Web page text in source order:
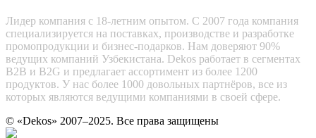
Лидер компания с 18-летним опытом. С 2007 года компания
специализируется на поставках, производстве и разработке
промопродукции и бизнес-подарков. Нам доверяют 90%
ведущих компаний Узбекистана. Dekos работает в сегментах
B2B и B2G и предлагает ассортимент из более 1200
продуктов. У нас более 1000 довольных партнёров, все из
которых являются ведущими компаниями в своей сфере.
© «Dekos» 2007–2025. Все права защищены